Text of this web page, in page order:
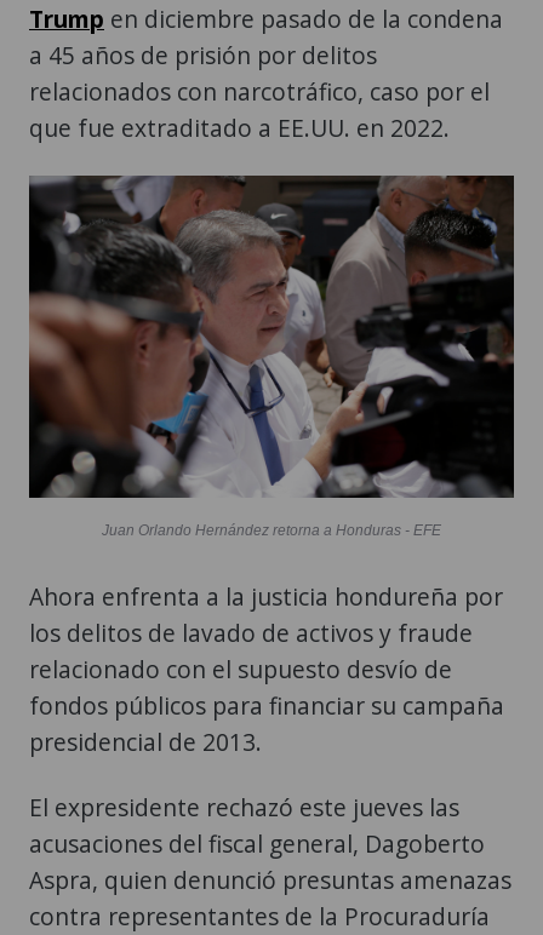
Trump en diciembre pasado de la condena
a 45 años de prisión por delitos
relacionados con narcotráfico, caso por el
que fue extraditado a EE.UU. en 2022.
Juan Orlando Hernández retorna a Honduras - EFE
Ahora enfrenta a la justicia hondureña por
los delitos de lavado de activos y fraude
relacionado con el supuesto desvío de
fondos públicos para financiar su campaña
presidencial de 2013.
El expresidente rechazó este jueves las
acusaciones del fiscal general, Dagoberto
Aspra, quien denunció presuntas amenazas
contra representantes de la Procuraduría